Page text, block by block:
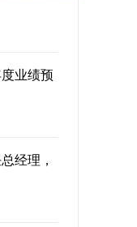
业绩预
经理，